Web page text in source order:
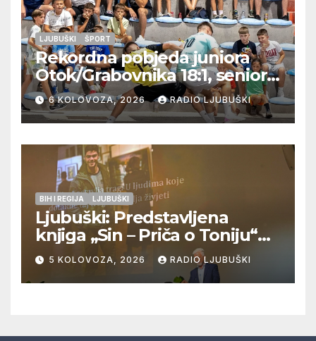
LJUBUŠKI ŠPORT
Rekordna pobjeda juniora
Otok/Grabovnika 18:1, seniori
Pregrađa u četvrtfinalu,
Veljaci i Cerno/Crnopod u
doigravanju, Grljevići završili
natjecanje
6 KOLOVOZA, 2026 RADIO LJUBUŠKI
BIH I REGIJA LJUBUŠKI
Ljubuški: Predstavljena
knjiga „Sin – Priča o Toniju“
dr. sc. Zdenka Hercega
5 KOLOVOZA, 2026 RADIO LJUBUŠKI